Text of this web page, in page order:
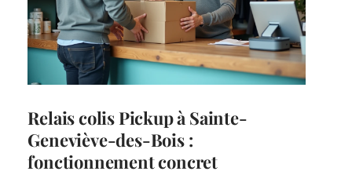
Relais colis Pickup à Sainte-
Geneviève-des-Bois :
fonctionnement concret